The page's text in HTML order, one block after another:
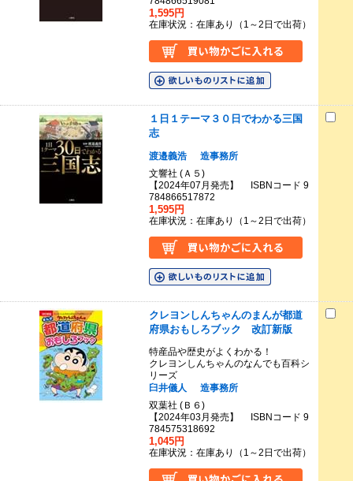
1,595円
在庫状況：在庫あり（1～2日で出荷）
１日１テーマ３０日でわかる三国
志
渡邉義浩
造事務所
文響社 (Ａ５)
【2024年07月発売】 ISBNコード 9
784866517872
1,595円
在庫状況：在庫あり（1～2日で出荷）
クレヨンしんちゃんのまんが都道
府県おもしろブック 改訂新版
特産品や歴史がよくわかる！
クレヨンしんちゃんのなんでも百科シ
リーズ
臼井儀人
造事務所
双葉社 (Ｂ６)
【2024年03月発売】 ISBNコード 9
784575318692
1,045円
在庫状況：在庫あり（1～2日で出荷）